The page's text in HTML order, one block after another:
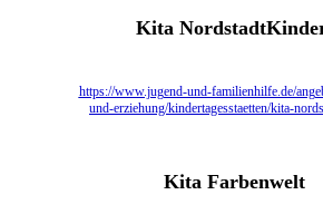
Kita
https://www.jugend-und-familienhilfe.de/
und-erziehung/kindertagesstaetten/kita-
Kita Farbenwelt